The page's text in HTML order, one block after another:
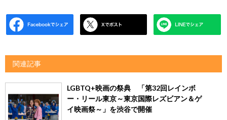
関連記事
LGBTQ+映画の祭典 「第32回レインボ
ー・リール東京～東京国際レズビアン＆ゲ
イ映画祭～」を渋谷で開催